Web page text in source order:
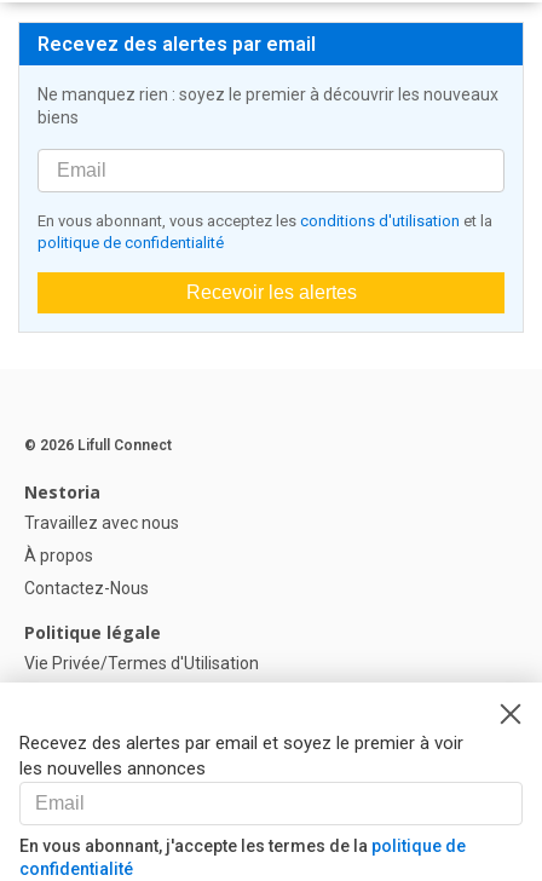
Recevez des alertes par email
Ne manquez rien : soyez le premier à découvrir les nouveaux
biens
En vous abonnant, vous acceptez les conditions d'utilisation et la
politique de confidentialité
Recevoir les alertes
Recevez des alertes par email et soyez le premier à voir
les nouvelles annonces
En vous abonnant, j'accepte les termes de la politique de
confidentialité
© 2026 Lifull Connect
Nestoria
Travaillez avec nous
À propos
Contactez-Nous
Politique légale
Vie Privée/Termes d'Utilisation
Paramètres des cookies
Aide
FAQ
Nos Partenaires